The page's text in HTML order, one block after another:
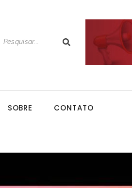
SOBRE CONTATO